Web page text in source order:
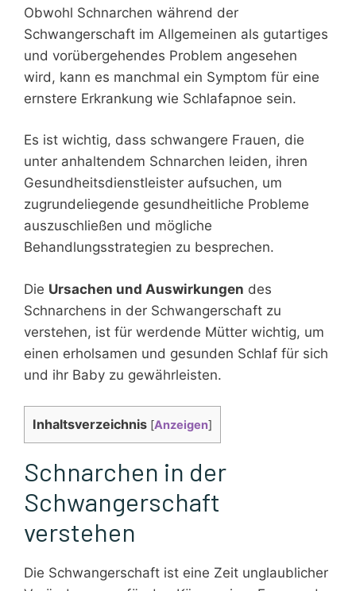
Obwohl Schnarchen während der
Schwangerschaft im Allgemeinen als gutartiges
und vorübergehendes Problem angesehen
wird, kann es manchmal ein Symptom für eine
ernstere Erkrankung wie Schlafapnoe sein.
Es ist wichtig, dass schwangere Frauen, die
unter anhaltendem Schnarchen leiden, ihren
Gesundheitsdienstleister aufsuchen, um
zugrundeliegende gesundheitliche Probleme
auszuschließen und mögliche
Behandlungsstrategien zu besprechen.
Die Ursachen und Auswirkungen des
Schnarchens in der Schwangerschaft zu
verstehen, ist für werdende Mütter wichtig, um
einen erholsamen und gesunden Schlaf für sich
und ihr Baby zu gewährleisten.
Inhaltsverzeichnis [Anzeigen]
Schnarchen in der
Schwangerschaft
verstehen
Die Schwangerschaft ist eine Zeit unglaublicher